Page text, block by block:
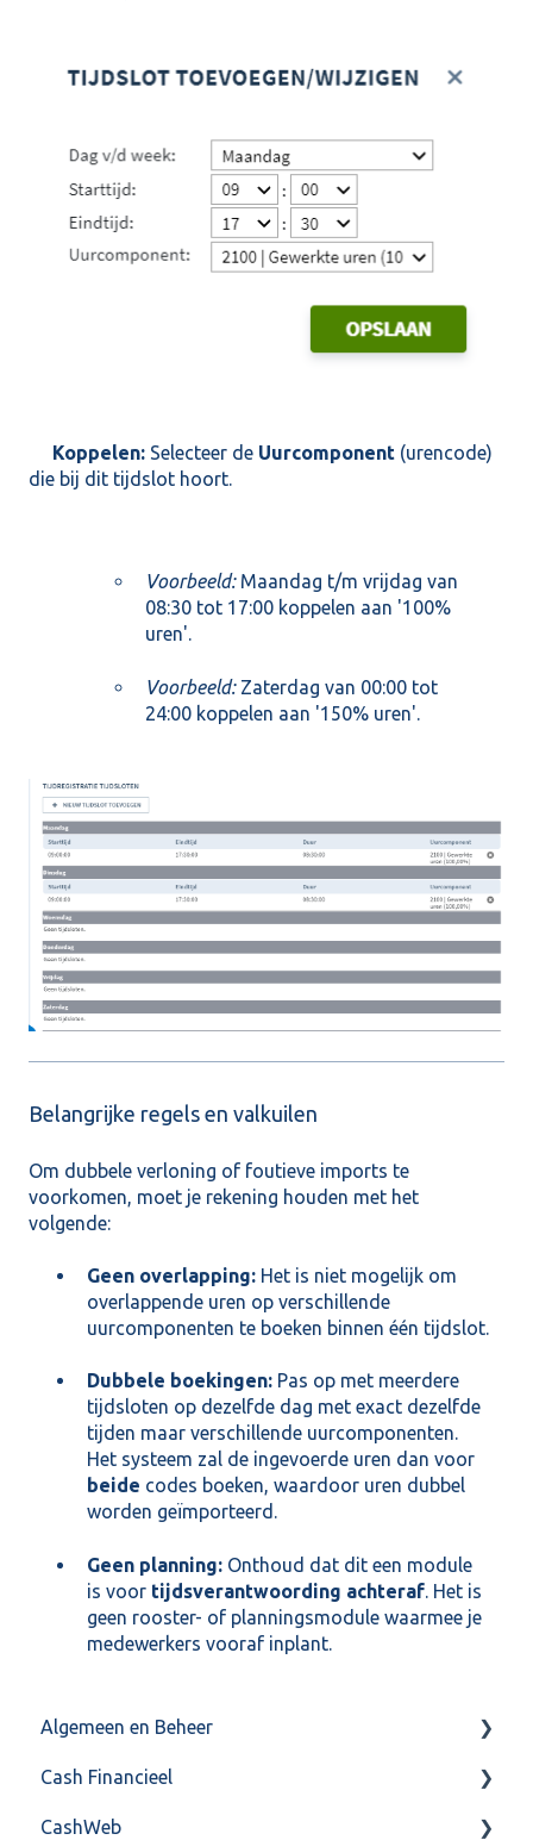
Koppelen: Selecteer de Uurcomponent (urencode)
die bij dit tijdslot hoort.
Voorbeeld:Maandag t/m vrijdag van
08:30 tot 17:00 koppelen aan '100%
uren'.
Voorbeeld:Zaterdag van 00:00 tot
24:00 koppelen aan '150% uren'.
Belangrijke regels en valkuilen
Om dubbele verloning of foutieve imports te
voorkomen, moet je rekening houden met het
volgende:
Geen overlapping: Het is niet mogelijk om
overlappende uren op verschillende
uurcomponenten te boeken binnen één tijdslot.
Dubbele boekingen: Pas op met meerdere
tijdsloten op dezelfde dag met exact dezelfde
tijden maar verschillende uurcomponenten.
Het systeem zal de ingevoerde uren dan voor
beide codes boeken, waardoor uren dubbel
worden geïmporteerd.
Geen planning: Onthoud dat dit een module
is voor tijdsverantwoording achteraf. Het is
geen rooster- of planningsmodule waarmee je
medewerkers vooraf inplant.
Algemeen en Beheer
Bank(koppeling)
Import/Export
Cash Financieel
Boekhoud
CashWeb